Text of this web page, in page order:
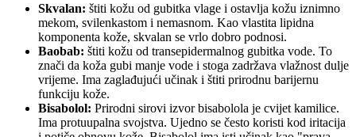
Skvalan: štiti kožu od gubitka vlage i ostavlja kožu iznimno
mekom, svilenkastom i nemasnom. Kao vlastita lipidna
komponenta kože, skvalan se vrlo dobro podnosi.
Baobab: štiti kožu od transepidermalnog gubitka vode. To
znači da koža gubi manje vode i stoga zadržava vlažnost dulje
vrijeme. Ima zaglađujući učinak i štiti prirodnu barijernu
funkciju kože.
Bisabolol: Prirodni sirovi izvor bisabolola je cvijet kamilice.
Ima protuupalna svojstva. Ujedno se često koristi kod iritacija